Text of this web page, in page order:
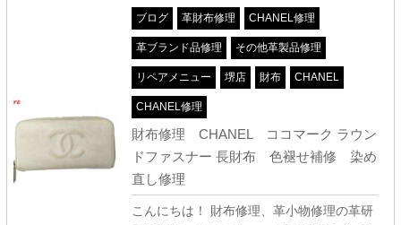
ブログ 革財布修理 CHANEL修理
革ブランド品修理 その他革製品修理
リペアメニュー 堺店 財布 CHANEL
CHANEL修理
財布修理 CHANEL ココマーク ラウン
ドファスナー 長財布 色褪せ補修 染め
直し修理
こんにちは！ 財布修理、革小物修理の革研